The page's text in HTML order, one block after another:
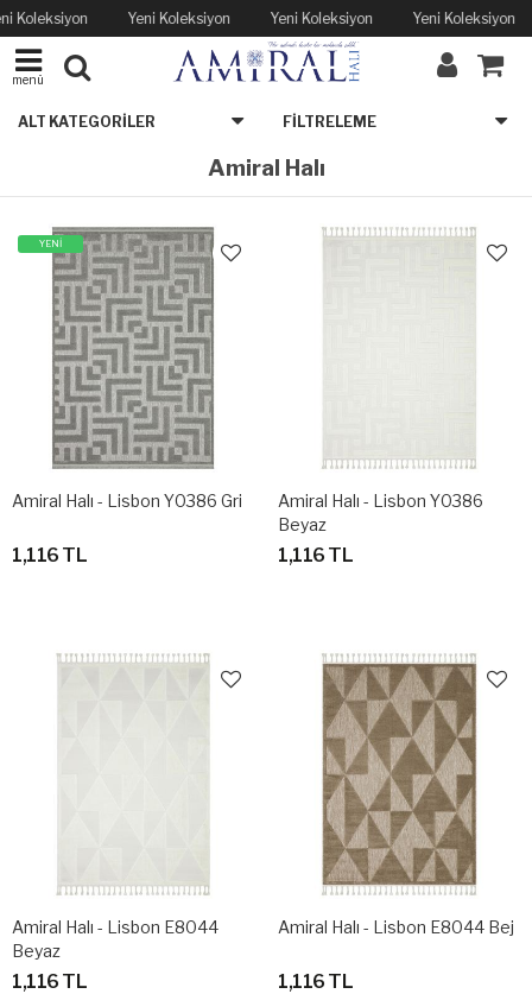
Koleksiyon Yeni Koleksiyon Yeni Koleksiyon Yeni Koleksiyon
menü
ALT KATEGORILER FILTRELEME
Amiral Halı
YENİ
Amiral Halı - Lisbon Y0386 Gri
1,116 TL
Amiral Halı - Lisbon Y0386
Beyaz
1,116 TL
Amiral Halı - Lisbon E8044
Beyaz
1,116 TL
Amiral Halı - Lisbon E8044 Bej
1,116 TL